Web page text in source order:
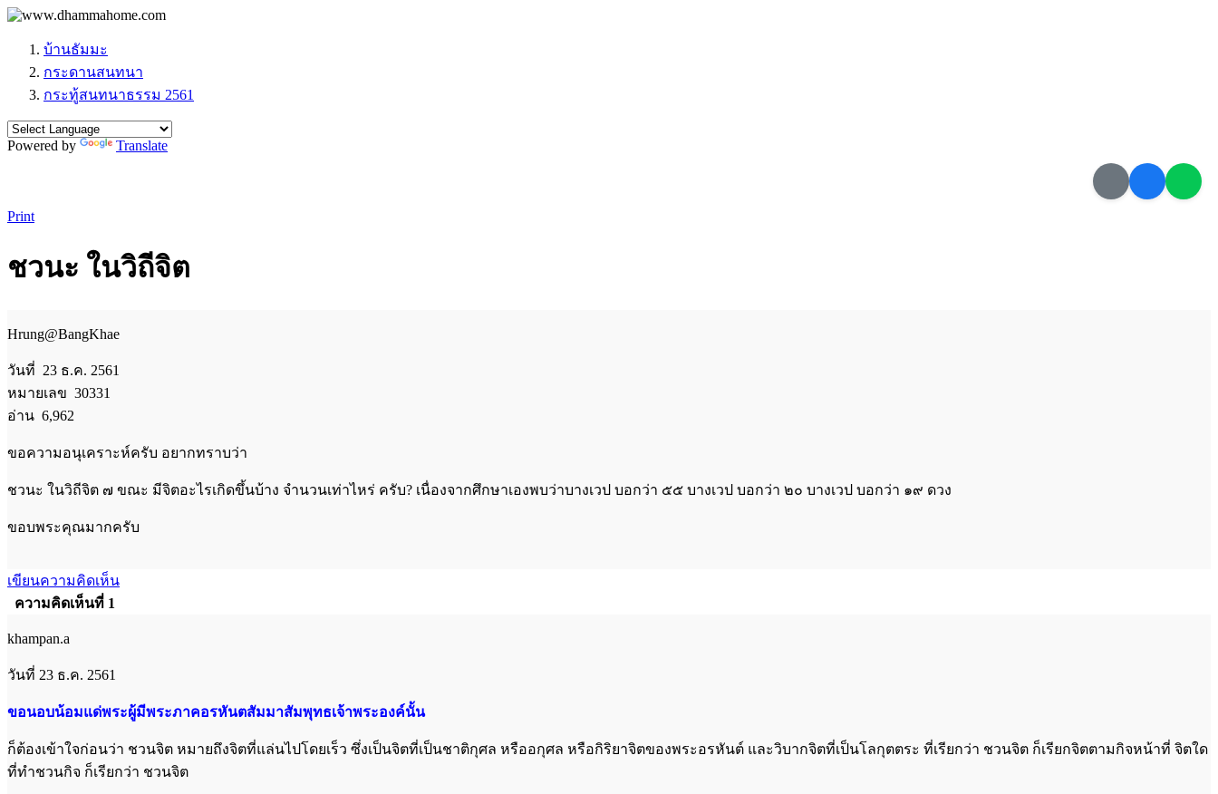
บ้านธัมมะ
กระดานสนทนา
กระทู้สนทนาธรรม 2561
Powered by Translate
Print
ชวนะ ในวิถีจิต
Hrung@BangKhae
วันที่ 23 ธ.ค. 2561
หมายเลข 30331
อ่าน 6,962
ขอความอนุเคราะห์ครับ อยากทราบว่า
ชวนะ ในวิถีจิต ๗ ขณะ มีจิตอะไรเกิดขึ้นบ้าง จำนวนเท่าไหร่ ครับ? เนื่องจากศึกษาเองพบว่าบางเวป บอกว่า ๕๕ บางเวป บอกว่า ๒๐ บางเวป บอกว่า ๑๙ ดวง
ขอบพระคุณมากครับ
เขียนความคิดเห็น
ความคิดเห็นที่ 1
khampan.a
วันที่ 23 ธ.ค. 2561
ขอนอบน้อมแด่พระผู้มีพระภาคอรหันตสัมมาสัมพุทธเจ้าพระองค์นั้น
ก็ต้องเข้าใจก่อนว่า ชวนจิต หมายถึงจิตที่แล่นไปโดยเร็ว ซึ่งเป็นจิตที่เป็นชาติกุศล หรืออกุศล หรือกิริยาจิตของพระอรหันต์ และวิบากจิตที่เป็นโลกุตตระ ที่เรียกว่า ชวนจิต ก็เรียกจิตตามกิจหน้าที่ จิตใด
ที่ทำชวนกิจ ก็เรียกว่า ชวนจิต